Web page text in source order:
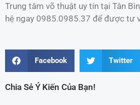
Trung tâm võ thuật uy tín tại Tân
hệ ngay 0985.0985.37 để được tư
Facebook Twitter
Chia Sẻ Ý Kiến Của Bạn!